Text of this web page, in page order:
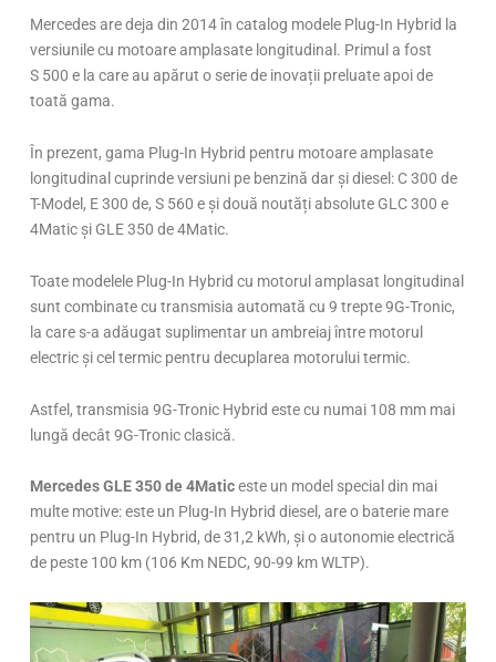
Mercedes are deja din 2014 în catalog modele Plug-In Hybrid la
versiunile cu motoare amplasate longitudinal. Primul a fost
S 500 e la care au apărut o serie de inovații preluate apoi de
toată gama.
În prezent, gama Plug-In Hybrid pentru motoare amplasate
longitudinal cuprinde versiuni pe benzină dar și diesel: C 300 de
T-Model, E 300 de, S 560 e și două noutăți absolute GLC 300 e
4Matic și GLE 350 de 4Matic.
Toate modelele Plug-In Hybrid cu motorul amplasat longitudinal
sunt combinate cu transmisia automată cu 9 trepte 9G-Tronic,
la care s-a adăugat suplimentar un ambreiaj între motorul
electric și cel termic pentru decuplarea motorului termic.
Astfel, transmisia 9G-Tronic Hybrid este cu numai 108 mm mai
lungă decât 9G-Tronic clasică.
Mercedes GLE 350 de 4Maticeste un model special din mai
multe motive: este un Plug-In Hybrid diesel, are o baterie mare
pentru un Plug-In Hybrid, de 31,2 kWh, și o autonomie electrică
de peste 100 km (106 Km NEDC, 90-99 km WLTP).